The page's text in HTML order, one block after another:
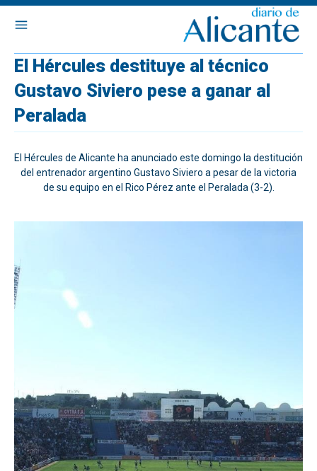
El Hércules destituye al técnico
Gustavo Siviero pese a ganar al
Peralada
El Hércules de Alicante ha anunciado este domingo la destitución
del entrenador argentino Gustavo Siviero a pesar de la victoria
de su equipo en el Rico Pérez ante el Peralada (3-2).